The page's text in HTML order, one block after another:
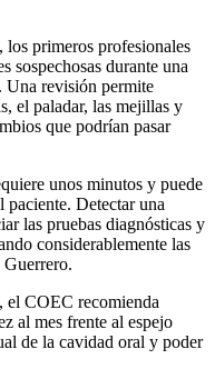
los primeros profesionales
sospechosas durante una
Una revisión permite
el paladar, las mejillas y
que podrían pasar
unos minutos y puede
Detectar una
las pruebas diagnósticas y
considerablemente las
Guerrero.
el COEC recomienda
al mes frente al espejo
de la cavidad oral y poder